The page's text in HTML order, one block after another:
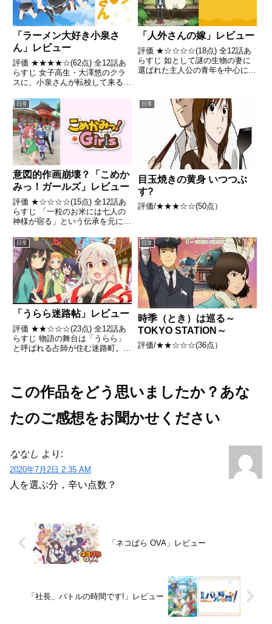
「ラーメン大好き小泉さ
ん」レビュー
評価 ★★★★☆(62点) 全12話あ
らすじ 女子高生・大澤悠のクラ
スに、小泉さんが転校して来る。
が、実は彼女は日ごと美味しいラ
ーメンを求める、ラーメンマニア
だった引用- Wikipedia
「人外さんの嫁」レビュー
評価 ★☆☆☆☆(18点) 全12話あ
らすじ 如として謎の生物の妻に
選ばれた主人公の青年を中心に、
日常
意図的作画崩壊？「こめか
みっ！ガールズ」レビュー
評価 ★☆☆☆☆(15点) 全12話あ
らすじ 「一粒のお米には七人の
神様が宿る」という伝承を元に生
かみっ！ガールズ」七姉妹が活躍
するお話です。。 引用-
Wikipedia
日常
目玉焼きの黄身 いつつぶ
す?
評価/★★★☆☆(50点）
日常
「うらら迷路帖」レビュー
評価 ★★☆☆☆(23点) 全12話あ
らすじ 物語の舞台は「うらら」
と呼ばれる占師が住む迷路町。引
日常
時季（とき）は巡る～
TOKYO STATION～
評価/★★☆☆☆(36点）
この作品をどう思いましたか？あな
たのご感想をお聞かせください
ななし より:
2020年7月2日 2:35 AM
人を選ぶ分，辛い点数？
「ネコぱら OVA」レビュー
「社長、バトルの時間です!」レビュー